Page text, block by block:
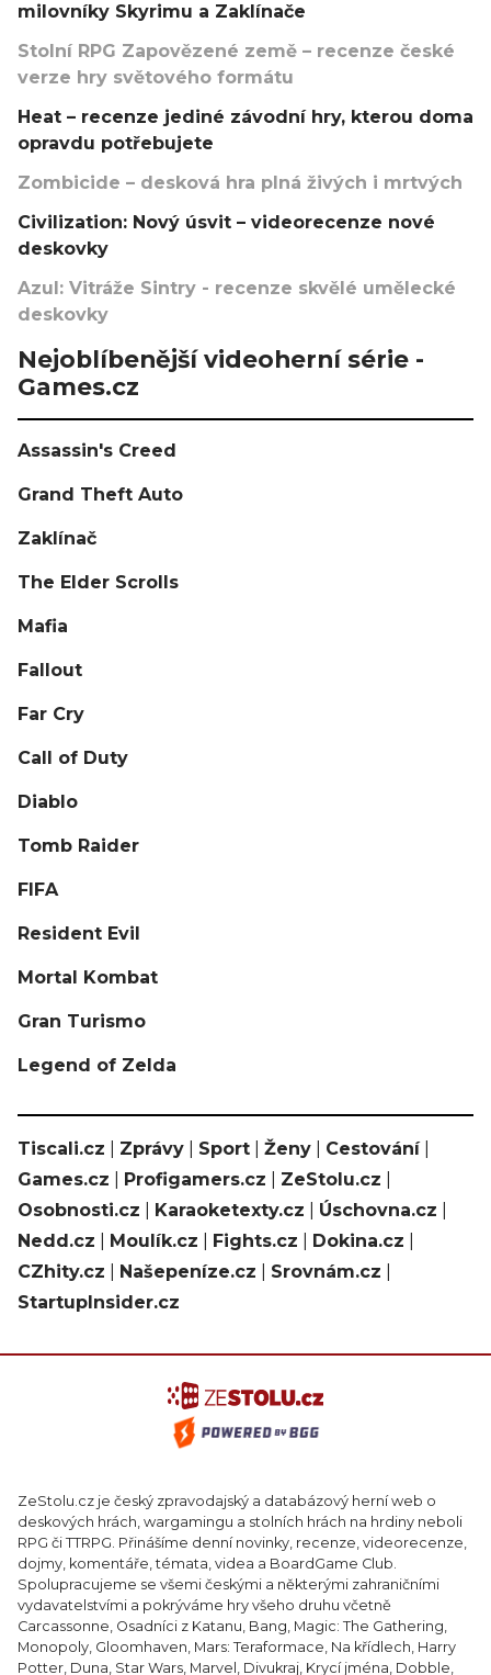
milovníky Skyrimu a Zaklínače
Stolní RPG Zapovězené země – recenze české
verze hry světového formátu
Heat – recenze jediné závodní hry, kterou doma
opravdu potřebujete
Zombicide – desková hra plná živých i mrtvých
Civilization: Nový úsvit – videorecenze nové
deskovky
Azul: Vitráže Sintry - recenze skvělé umělecké
deskovky
Nejoblíbenější videoherní série -
Games.cz
Assassin's Creed
Grand Theft Auto
Zaklínač
The Elder Scrolls
Mafia
Fallout
Far Cry
Call of Duty
Diablo
Tomb Raider
FIFA
Resident Evil
Mortal Kombat
Gran Turismo
Legend of Zelda
Tiscali.cz Zprávy Sport Ženy Cestování|
Games.cz
Profigamers.cz ZeStolu.cz
Osobnosti.cz
Karaoketexty.cz Úschovna.cz
Nedd.cz
Moulík.cz Fights.cz Dokina.cz
CZhity.cz
Našepeníze.cz Srovnám.cz
StartupInsider.cz
ZeStolu.cz je český zpravodajský a databázový herní web o
deskových hrách, wargamingu a stolních hrách na hrdiny neboli
RPG či TTRPG. Přinášíme denní novinky, recenze, videorecenze,
dojmy, komentáře, témata, videa a BoardGame Club.
Spolupracujeme se všemi českými a některými zahraničními
vydavatelstvími a pokrýváme hry všeho druhu včetně
Carcassonne, Osadníci z Katanu, Bang, Magic: The Gathering,
Monopoly, Gloomhaven, Mars: Teraformace, Na křídlech, Harry
Potter, Duna, Star Wars, Marvel, Divukraj, Krycí jména, Dobble,